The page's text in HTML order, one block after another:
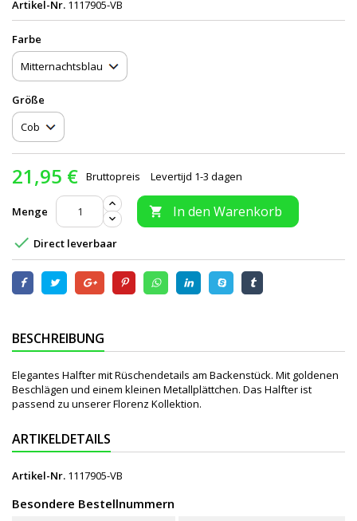
Artikel-Nr. 1117905-VB
Farbe
Größe
21,95 € Bruttopreis Levertijd 1-3 dagen
Menge  In den Warenkorb
 Direct leverbaar
BESCHREIBUNG
Elegantes Halfter mit Rüschendetails am Backenstück. Mit goldenen
Beschlägen und einem kleinen Metallplättchen. Das Halfter ist
passend zu unserer Florenz Kollektion.
ARTIKELDETAILS
Artikel-Nr. 1117905-VB
Besondere Bestellnummern